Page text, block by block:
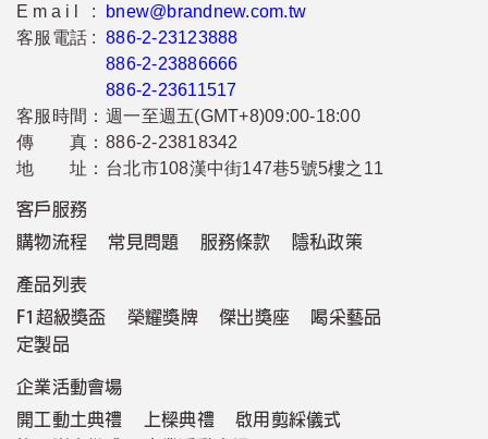
Email :
bnew@brandnew.com.tw
客服電話 : 886-2-23123888
886-2-23886666
886-2-23611517
客服時間： 週一至週五(GMT+8)09:00-18:00
傳 真： 886-2-23818342
地 址： 台北市108漢中街147巷5號5樓之11
客戶服務
購物流程
常見問題 服務條款 隱私政策
產品列表
F1超級獎盃
榮耀獎牌 傑出獎座
喝采藝品
定製品
企業活動會場
開工動土典禮
上樑典禮 啟用剪綵儀式